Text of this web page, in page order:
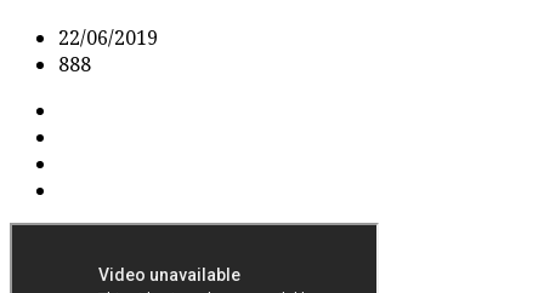
22/06/2019
888